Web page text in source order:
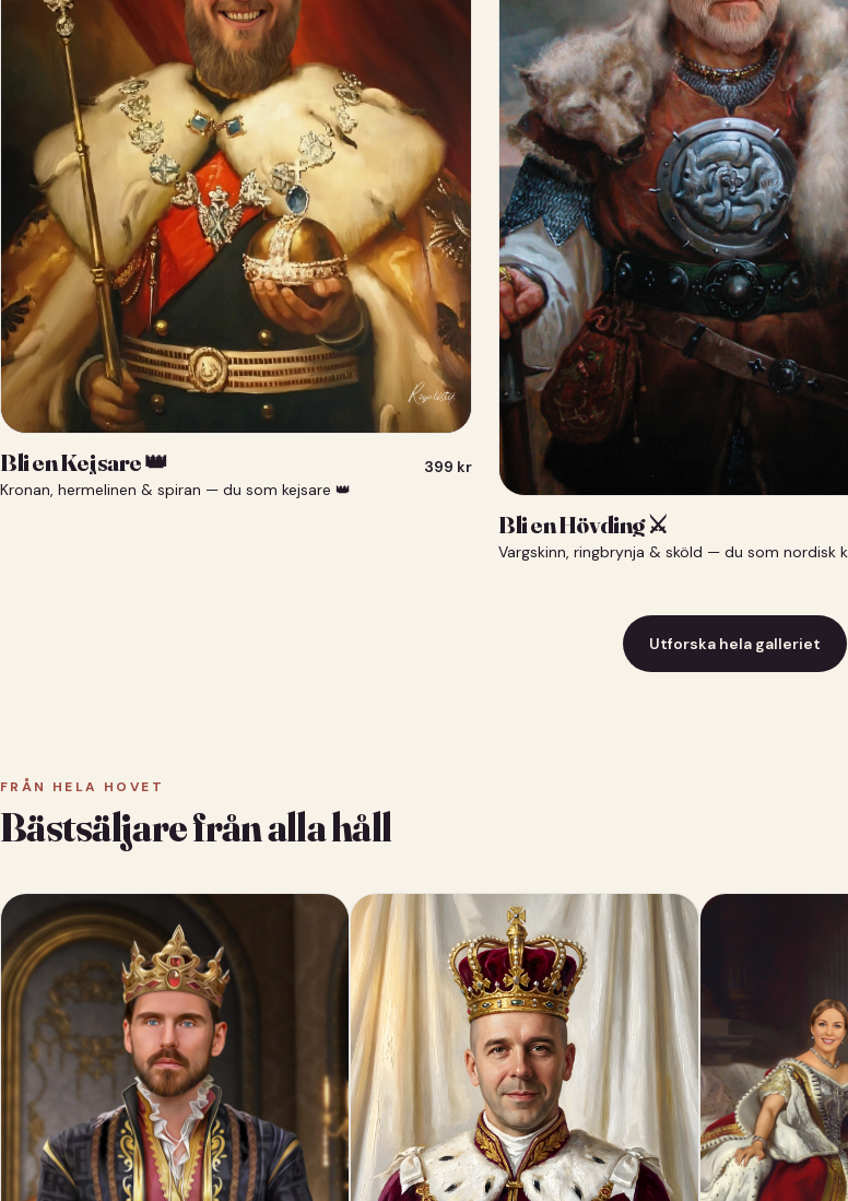
Bli en Kejsare 👑
Kronan, hermelinen & spiran — du som kejsare 👑
399 kr
Bli en Hövding ⚔️
Utforska hela galleriet
FRÅN HELA HOVET
Bästsäljare från alla håll